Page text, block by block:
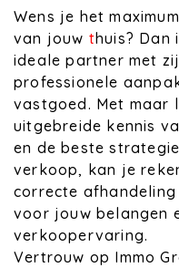
Wens je het
van jouw thuis? Dan
ideale partner met
professionele
vastgoed. Met maar
uitgebreide kennis
en de beste
verkoop, kan je
correcte
voor jouw belangen
verkoopervaring.
Vertrouw op Immo